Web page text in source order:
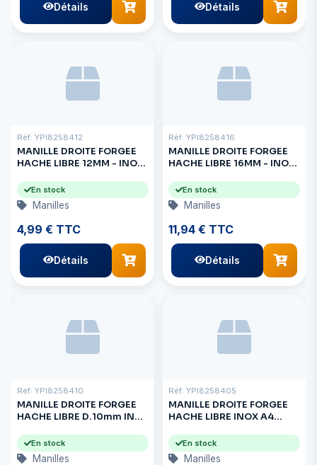
Détails Détails
Réf: YPI8258412
MANILLE DROITE FORGEE
HACHE LIBRE 12MM - INOX
En stock
Manilles
4,99 € TTC
Détails
Réf: YPI8258416
MANILLE DROITE FORGEE
HACHE LIBRE 16MM - INOX
En stock
Manilles
11,94 € TTC
Détails
Réf: YPI8258410
MANILLE DROITE FORGEE
HACHE LIBRE D.10mm INOX
En stock
Manilles
Réf: YPI8258405
MANILLE DROITE FORGEE
HACHE LIBRE INOX A4
En stock
Manilles